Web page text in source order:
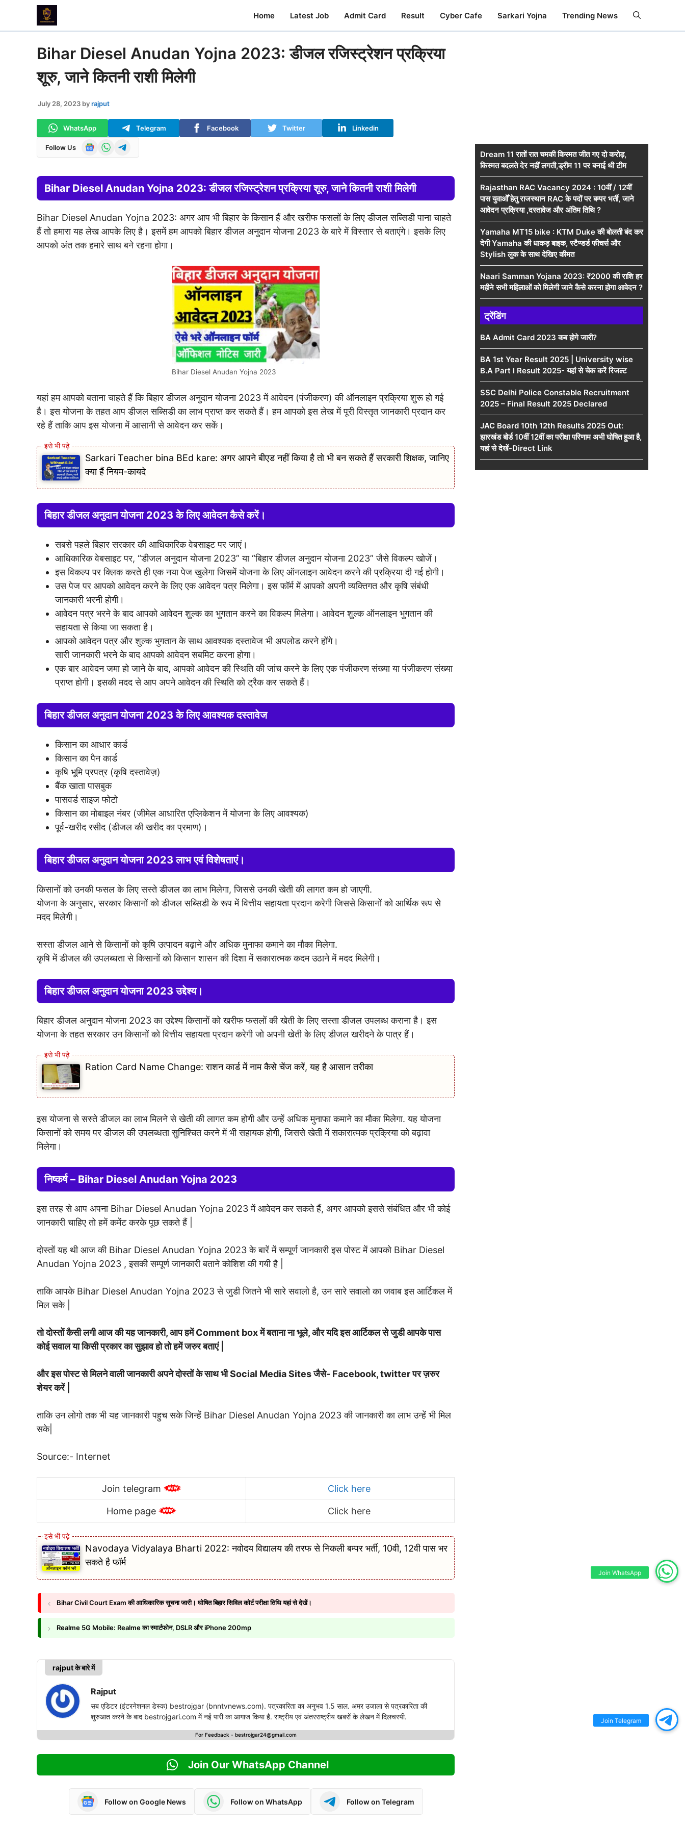
content
Home Latest Job Admit Card Result Cyber Cafe Sarkari Yojna Trending News
Bihar Diesel Anudan Yojna 2023: डीजल रजिस्ट्रेशन प्रक्रिया
शूरु, जाने कितनी राशी मिलेगी
July 28, 2023 byrajput
WhatsApp Telegram Facebook Twitter Linkedin
Follow Us
Bihar Diesel Anudan Yojna 2023: डीजल रजिस्ट्रेशन प्रक्रिया शूरु, जाने कितनी राशी मिलेगी
Bihar Diesel Anudan Yojna 2023: अगर आप भी बिहार के किसान हैं और खरीफ फसलों के लिए डीजल सब्सिडी पाना चाहते
हैं तो हमारा यह लेख आपके लिए है। इसमें हम आपको बिहार डीजल अनुदान योजना 2023 के बारे में विस्तार से बताएंगे। इसके लिए
आपको अंत तक हमारे साथ बने रहना होगा।
Bihar Diesel Anudan Yojna 2023
यहां हम आपको बताना चाहते हैं कि बिहार डीजल अनुदान योजना 2023 में आवेदन (पंजीकरण) की ऑनलाइन प्रक्रिया शुरू हो गई
है। इस योजना के तहत आप डीजल सब्सिडी का लाभ प्राप्त कर सकते हैं। हम आपको इस लेख में पूरी विस्तृत जानकारी प्रदान कर
रहे हैं ताकि आप इस योजना में आसानी से आवेदन कर सकें।
Sarkari Teacher bina BEd kare: अगर आपने बीएड नहीं किया है तो भी बन सकते हैं सरकारी शिक्षक, जानिए
क्या हैं नियम-कायदे
बिहार डीजल अनुदान योजना 2023 के लिए आवेदन कैसे करें।
सबसे पहले बिहार सरकार की आधिकारिक वेबसाइट पर जाएं।
आधिकारिक वेबसाइट पर, “डीजल अनुदान योजना 2023” या “बिहार डीजल अनुदान योजना 2023” जैसे विकल्प खोजें।
इस विकल्प पर क्लिक करते ही एक नया पेज खुलेगा जिसमें योजना के लिए ऑनलाइन आवेदन करने की प्रक्रिया दी गई होगी।
उस पेज पर आपको आवेदन करने के लिए एक आवेदन पत्र मिलेगा। इस फॉर्म में आपको अपनी व्यक्तिगत और कृषि संबंधी
जानकारी भरनी होगी।
आवेदन पत्र भरने के बाद आपको आवेदन शुल्क का भुगतान करने का विकल्प मिलेगा। आवेदन शुल्क ऑनलाइन भुगतान की
सहायता से किया जा सकता है।
आपको आवेदन पत्र और शुल्क भुगतान के साथ आवश्यक दस्तावेज भी अपलोड करने होंगे।
सारी जानकारी भरने के बाद आपको आवेदन सबमिट करना होगा।
एक बार आवेदन जमा हो जाने के बाद, आपको आवेदन की स्थिति की जांच करने के लिए एक पंजीकरण संख्या या पंजीकरण संख्या
प्राप्त होगी। इसकी मदद से आप अपने आवेदन की स्थिति को ट्रैक कर सकते हैं।
बिहार डीजल अनुदान योजना 2023 के लिए आवश्यक दस्तावेज
किसान का आधार कार्ड
किसान का पैन कार्ड
कृषि भूमि प्रपत्र (कृषि दस्तावेज़)
बैंक खाता पासबुक
पासवर्ड साइज फोटो
किसान का मोबाइल नंबर (जीमेल आधारित एप्लिकेशन में योजना के लिए आवश्यक)
पूर्व-खरीद रसीद (डीजल की खरीद का प्रमाण)।
बिहार डीजल अनुदान योजना 2023 लाभ एवं विशेषताएं।
किसानों को उनकी फसल के लिए सस्ते डीजल का लाभ मिलेगा, जिससे उनकी खेती की लागत कम हो जाएगी.
योजना के अनुसार, सरकार किसानों को डीजल सब्सिडी के रूप में वित्तीय सहायता प्रदान करेगी जिससे किसानों को आर्थिक रूप से
मदद मिलेगी।
सस्ता डीजल आने से किसानों को कृषि उत्पादन बढ़ाने और अधिक मुनाफा कमाने का मौका मिलेगा.
कृषि में डीजल की उपलब्धता से किसानों को किसान शासन की दिशा में सकारात्मक कदम उठाने में मदद मिलेगी।
बिहार डीजल अनुदान योजना 2023 उद्देश्य।
बिहार डीजल अनुदान योजना 2023 का उद्देश्य किसानों को खरीफ फसलों की खेती के लिए सस्ता डीजल उपलब्ध कराना है। इस
योजना के तहत सरकार उन किसानों को वित्तीय सहायता प्रदान करेगी जो अपनी खेती के लिए डीजल खरीदने के पात्र हैं।
Ration Card Name Change: राशन कार्ड में नाम कैसे चेंज करें, यह है आसान तरीका
इस योजना से सस्ते डीजल का लाभ मिलने से खेती की लागत कम होगी और उन्हें अधिक मुनाफा कमाने का मौका मिलेगा. यह योजना
किसानों को समय पर डीजल की उपलब्धता सुनिश्चित करने में भी सहायक होगी, जिससे खेती में सकारात्मक प्रक्रिया को बढ़ावा
मिलेगा।
निष्कर्ष – Bihar Diesel Anudan Yojna 2023
इस तरह से आप अपना Bihar Diesel Anudan Yojna 2023 में आवेदन कर सकते हैं, अगर आपको इससे संबंधित और भी कोई
जानकारी चाहिए तो हमें कमेंट करके पूछ सकते हैं |
दोस्तों यह थी आज की Bihar Diesel Anudan Yojna 2023 के बारें में सम्पूर्ण जानकारी इस पोस्ट में आपको Bihar Diesel
Anudan Yojna 2023 , इसकी सम्पूर्ण जानकारी बताने कोशिश की गयी है |
ताकि आपके Bihar Diesel Anudan Yojna 2023 से जुडी जितने भी सारे सवालो है, उन सारे सवालो का जवाब इस आर्टिकल में
मिल सके |
तो दोस्तों कैसी लगी आज की यह जानकारी, आप हमें Comment box में बताना ना भूले, और यदि इस आर्टिकल से जुडी आपके पास
कोई सवाल या किसी प्रकार का सुझाव हो तो हमें जरुर बताएं |
और इस पोस्ट से मिलने वाली जानकारी अपने दोस्तों के साथ भी Social Media Sites जैसे- Facebook, twitter पर ज़रुर
शेयर करें |
ताकि उन लोगो तक भी यह जानकारी पहुच सके जिन्हें Bihar Diesel Anudan Yojna 2023 की जानकारी का लाभ उन्हें भी मिल
सके|
Source:- Internet
Join telegram Click here
Home page Click here
Navodaya Vidyalaya Bharti 2022: नवोदय विद्यालय की तरफ से निकली बम्पर भर्ती, 10वी, 12वी पास भर
सकते है फॉर्म
Bihar Civil Court Exam की आधिकारिक सूचना जारी। घोषित बिहार सिविल कोर्ट परीक्षा तिथि यहां से देखें।
Realme 5G Mobile: Realme का स्मार्टफोन, DSLR और iPhone 200mp
rajput के बारे में
Rajput
सब एडिटर (इंटरनेशनल डेस्क) bestrojgar (bnntvnews.com). पत्रकारिता का अनुभव 1.5 साल. अमर उजाला से पत्रकारिता की
शुरुआत करने के बाद bestrojgari.com में नई पारी का आगाज किया है. राष्ट्रीय एवं अंतरराष्ट्रीय खबरों के लेखन में दिलचस्पी.
For Feedback - bestrojgar24@gmail.com
Join Our WhatsApp Channel
Follow on Google News Follow on WhatsApp Follow on Telegram
Dream 11 रातों रात चमकी किस्मत जीत गए दो करोड़,
किस्मत बदलते देर नहीं लगती,ड्रीम 11 पर बनाई थी टीम
Rajasthan RAC Vacancy 2024 : 10वीं / 12वीं
पास युवाओँ हेतु राजस्थान RAC के पदों पर बम्पर भर्ती, जाने
आवेदन प्रक्रिया ,दस्तावेज और अंतिम तिथि ?
Yamaha MT15 bike : KTM Duke की बोलती बंद कर
देगी Yamaha की धाकड़ बाइक, स्टैण्डर्ड फीचर्स और
Stylish लुक के साथ देखिए कीमत
Naari Samman Yojana 2023: ₹2000 की राशि हर
महीने सभी महिलाओं को मिलेगी जाने कैसे करना होगा आवेदन ?
ट्रेंडिंग
BA Admit Card 2023 कब होगे जारी?
BA 1st Year Result 2025 | University wise
B.A Part I Result 2025- यहां से चेक करें रिजल्ट
SSC Delhi Police Constable Recruitment
2025 – Final Result 2025 Declared
JAC Board 10th 12th Results 2025 Out:
झारखंड बोर्ड 10वीं 12वीं का परीक्षा परिणाम अभी घोषित हुआ है,
यहां से देखें-Direct Link
Join WhatsApp
Join Telegram